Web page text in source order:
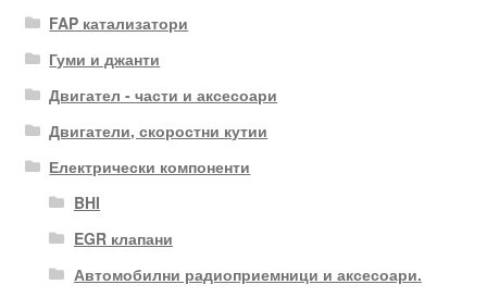
FAP катализатори
Гуми и джанти
Двигател - части и аксесоари
Двигатели, скоростни кутии
Електрически компоненти
BHI
EGR клапани
Автомобилни радиоприемници и аксесоари.